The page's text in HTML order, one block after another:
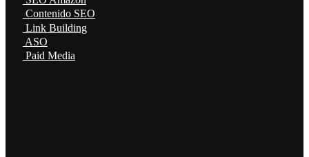
Contenido SEO
Link Building
ASO
Paid Media